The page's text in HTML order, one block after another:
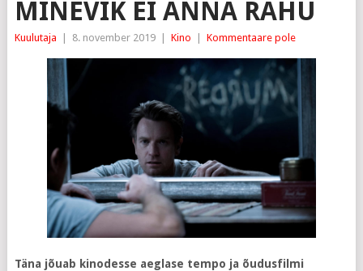
MINEVIK EI ANNA RAHU
Kuulutaja 8. november 2019 Kino Kommentaare pole
Täna jõuab kinodesse aeglase tempo ja õudusfilmi